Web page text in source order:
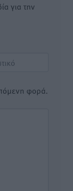
για την
φορά.